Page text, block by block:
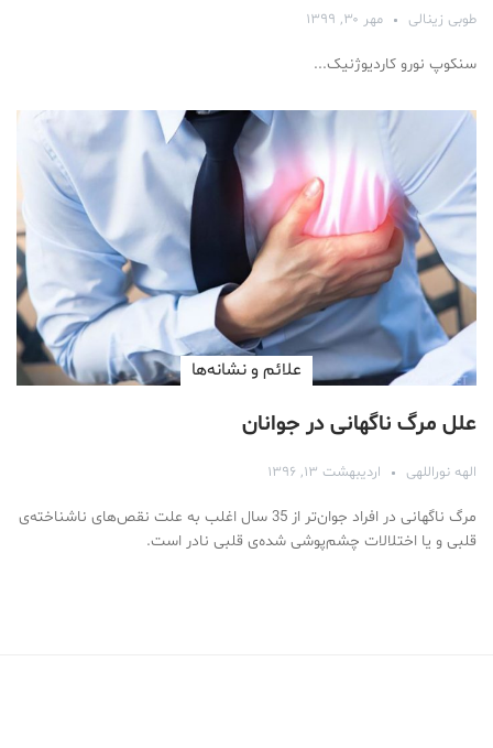
طوبی زینالی مهر ۳۰, ۱۳۹۹
سنکوپ نورو کاردیوژنیک...
علائم و نشانه‌ها
علل مرگ ناگهانی در جوانان
الهه نوراللهی اردیبهشت ۱۳, ۱۳۹۶
مرگ ناگهانی در افراد جوان‌تر از 35 سال اغلب به علت نقص‌های ناشناخته‌ی
قلبی و یا اختلالات چشم‌پوشی شده‌ی قلبی نادر است.